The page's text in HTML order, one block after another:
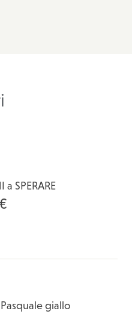
a SPERARE
€
giallo